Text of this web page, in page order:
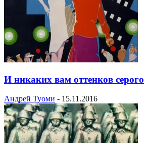
И никаких вам оттенков серого
Андрей Туоми - 15.11.2016